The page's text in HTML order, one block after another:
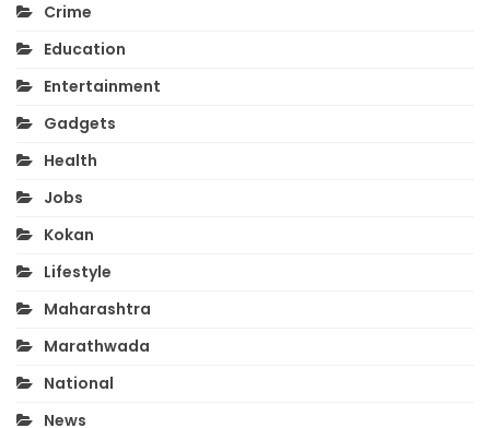
Crime
Education
Entertainment
Gadgets
Health
Jobs
Kokan
Lifestyle
Maharashtra
Marathwada
National
News